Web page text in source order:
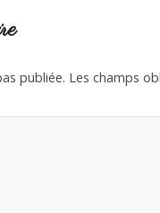
publiée. Les champs